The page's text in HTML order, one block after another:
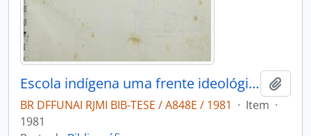
Escola indígena uma frente ideológica?
BR DFFUNAI RJMI BIB-TESE / A848E / 1981 · Item ·
1981